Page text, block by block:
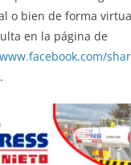
o bien de forma
en la página de
.